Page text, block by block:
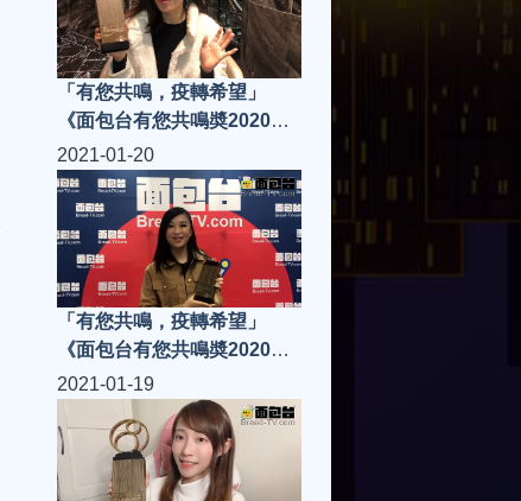
「有您共鳴，疫轉希望」
《面包台有您共鳴奬2020》
「共鳴樂壇新人」楊思琦
2021-01-20
「有您共鳴，疫轉希望」
《面包台有您共鳴奬2020》
「共鳴樂壇新人」張若希
2021-01-19